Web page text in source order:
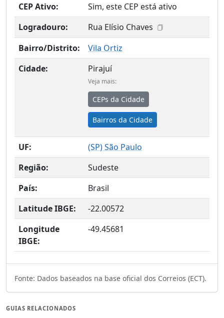
CEP Ativo:
Sim, este CEP está ativo
Logradouro:
Rua Elísio Chaves
Bairro/Distrito:
Vila Ortiz
Cidade:
Pirajuí
Veja mais:
CEPs da Cidade
Bairros da Cidade
UF: (SP) São Paulo
Região:
Sudeste
País:
Brasil
Latitude IBGE:
-22.00572
Longitude
IBGE:
-49.45681
Fonte: Dados baseados na base oficial dos Correios (ECT).
GUIAS RELACIONADOS